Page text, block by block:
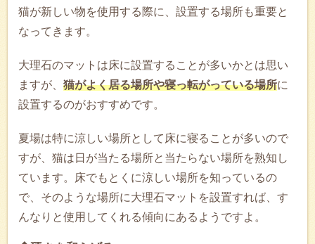
猫が新しい物を使用する際に、設置する場所も重要と
なってきます。
大理石のマットは床に設置することが多いかとは思い
ますが、 猫がよく居る場所や寝っ転がっている場所に
設置するのがおすすめです。
夏場は特に涼しい場所として床に寝ることが多いので
すが、猫は日が当たる場所と当たらない場所を熟知し
ています。床でもとくに涼しい場所を知っているの
で、そのような場所に大理石マットを設置すれば、す
んなりと使用してくれる傾向にあるようですよ。